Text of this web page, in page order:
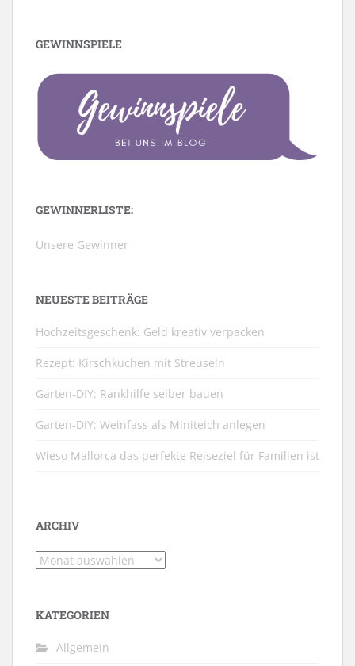
GEWINNSPIELE
GEWINNERLISTE:
Unsere Gewinner
NEUESTE BEITRÄGE
Hochzeitsgeschenk: Geld kreativ verpacken
Rezept: Kirschkuchen mit Streuseln
Garten-DIY: Rankhilfe selber bauen
Garten-DIY: Weinfass als Miniteich anlegen
Wieso Mallorca das perfekte Reiseziel für Familien ist
ARCHIV
Archiv
KATEGORIEN
Allgemein